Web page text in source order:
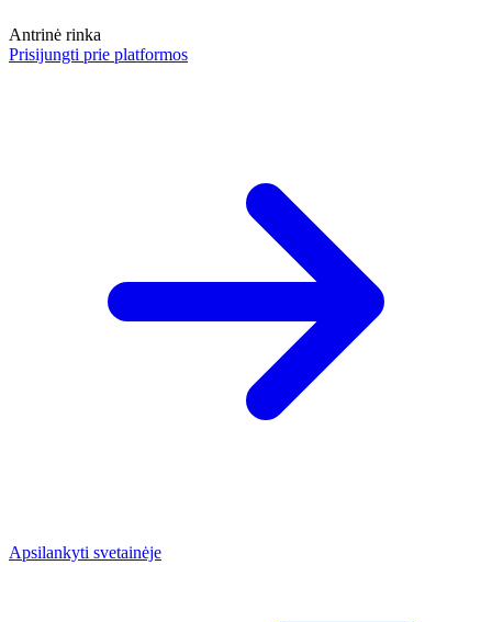
Antrinė rinka
Prisijungti prie platformos
Apsilankyti svetainėje